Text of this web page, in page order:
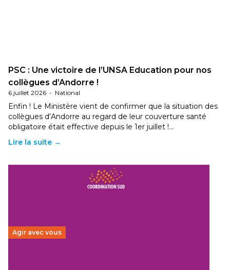
PSC : Une victoire de l’UNSA Education pour nos
collègues d’Andorre !
6 juillet 2026 - National
Enfin ! Le Ministère vient de confirmer que la situation des
collègues d’Andorre au regard de leur couverture santé
obligatoire était effective depuis le 1er juillet !…
Lire la suite →
Agir avec vous